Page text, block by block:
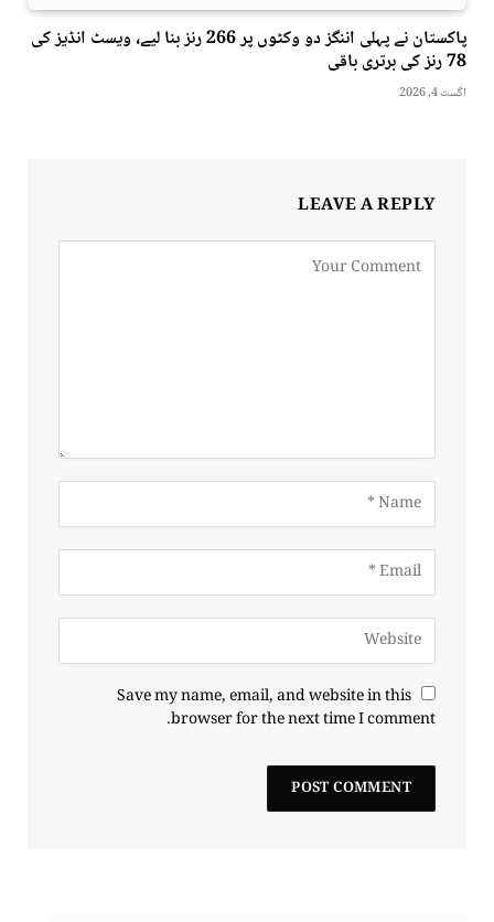
پاکستان نے پہلی اننگز دو وکٹوں پر 266 رنز بنا لیے، ویسٹ انڈیز کی
78 رنز کی برتری باقی
اگست 4, 2026
LEAVE A REPLY
Save my name, email, and website in this
browser for the next time I comment.